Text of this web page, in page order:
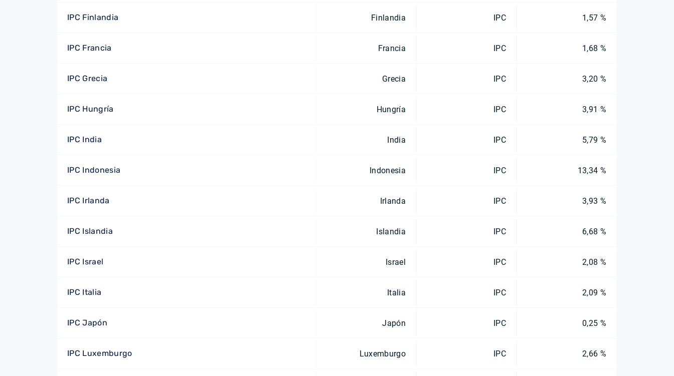
IPC Finlandia Finlandia IPC 1,57 %
IPC Francia Francia IPC 1,68 %
IPC Grecia Grecia IPC 3,20 %
IPC Hungría Hungría IPC 3,91 %
IPC India India IPC 5,79 %
IPC Indonesia Indonesia IPC 13,34 %
IPC Irlanda Irlanda IPC 3,93 %
IPC Islandia Islandia IPC 6,68 %
IPC Israel Israel IPC 2,08 %
IPC Italia Italia IPC 2,09 %
IPC Japón Japón IPC 0,25 %
IPC Luxemburgo Luxemburgo IPC 2,66 %